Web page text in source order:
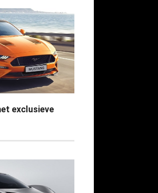
exclusieve